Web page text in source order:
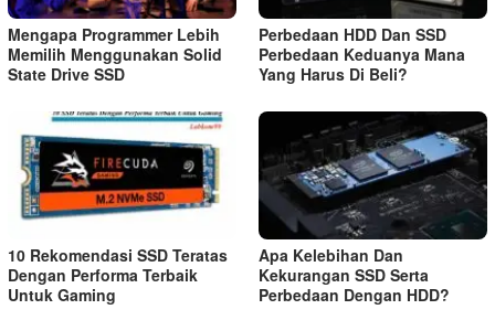
Mengapa Programmer Lebih
Memilih Menggunakan Solid
State Drive SSD
Perbedaan HDD Dan SSD
Perbedaan Keduanya Mana
Yang Harus Di Beli?
10 Rekomendasi SSD Teratas
Dengan Performa Terbaik
Untuk Gaming
Apa Kelebihan Dan
Kekurangan SSD Serta
Perbedaan Dengan HDD?